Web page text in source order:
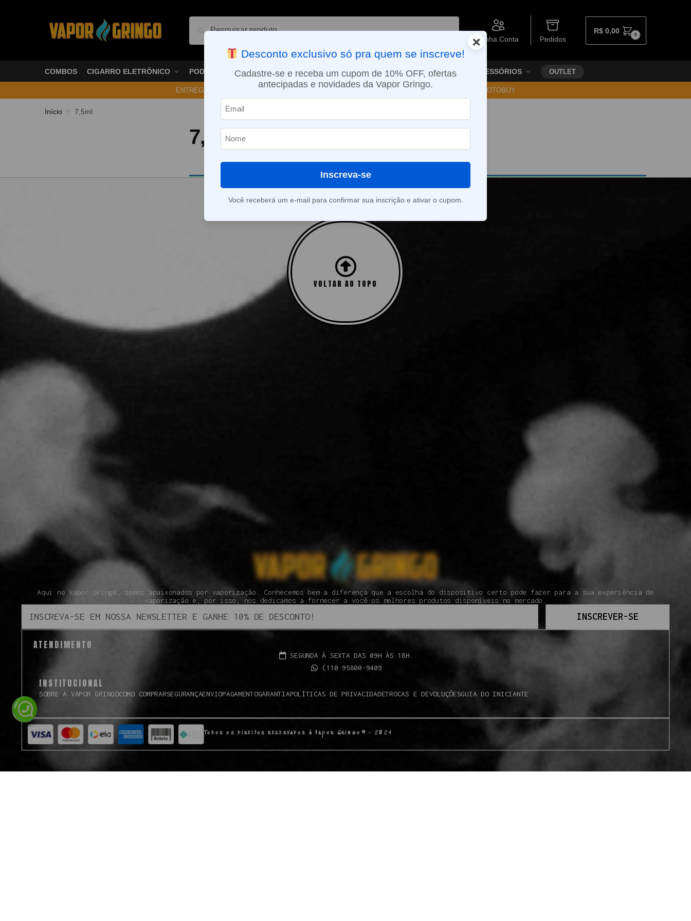
Pesquisar
Minha Conta Pedidos
R$ 0,00 0
COMBOS CIGARRO ELETRÔNICO PODS VAPORIZADOR DE ERVAS E-LIQUÍDOS NICOTINA ORAL ACESSÓRIOS OUTLET
ENTREGA NO MESMO DIA EM SÃO PAULO (SEG A SEX): PEDIDOS APROVADOS ATÉ 15:30 VIA MOTOBOY
Início » 7,5ml
7,5ml
Nenhum produto foi encontrado para a sua seleção.
VOLTAR AO TOPO
Aqui no Vapor Gringo, somos apaixonados por vaporização. Conhecemos bem a diferença que a escolha do dispositivo certo pode fazer para a sua experiência de
vaporização e, por isso, nos dedicamos a fornecer a você os melhores produtos disponíveis no mercado.
INSCREVER-SE
ATENDIMENTO
SEGUNDA À SEXTA DAS 09H ÀS 18H.
(110 95800-9409
INSTITUCIONAL
SOBRE A VAPOR GRINGOCOMO COMPRARSEGURANÇAENVIOPAGAMENTOGARANTIAPOLÍTICAS DE PRIVACIDADETROCAS E DEVOLUÇÕESGUIA DO INICIANTE
Todos os direitos reservados à Vapor Gringo® - 2024
×
Desconto exclusivo só pra quem se inscreve!
Cadastre-se e receba um cupom de 10% OFF, ofertas
antecipadas e novidades da Vapor Gringo.
Inscreva-se
Você receberá um e-mail para confirmar sua inscrição e ativar o cupom.